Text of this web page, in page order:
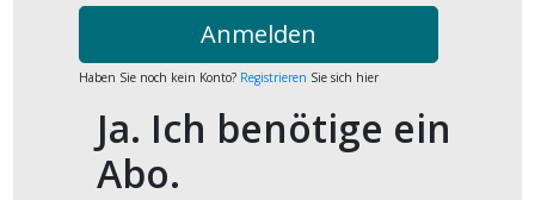
Anmelden
Haben Sie noch kein Konto? Registrieren Sie sich hier
Ja. Ich benötige ein
Abo.